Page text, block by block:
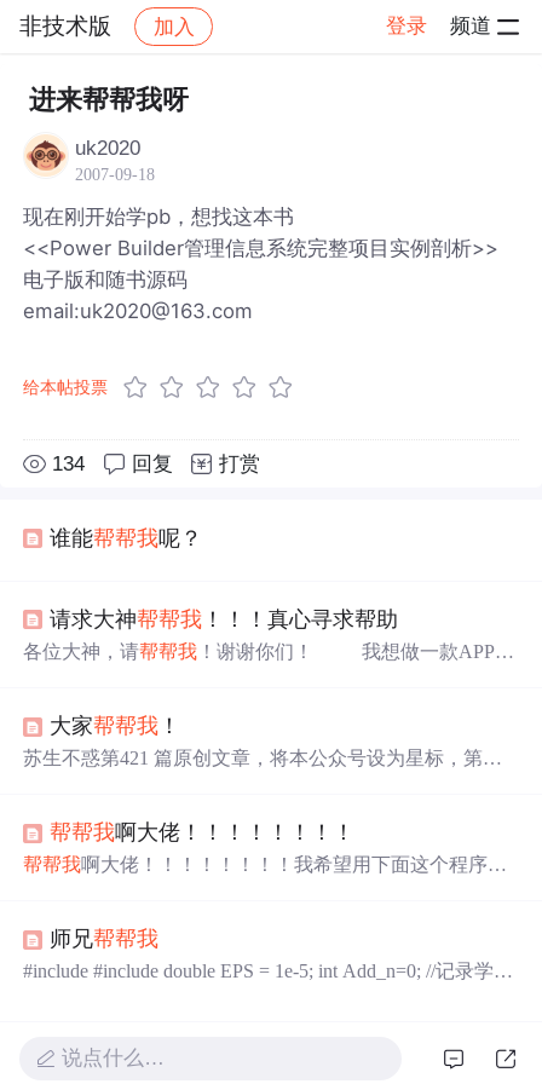
非技术版 加入 登录 频道
社区 非技术版
进来帮帮我呀
uk2020
2007-09-18
现在刚开始学pb，想找这本书
<<Power Builder管理信息系统完整项目实例剖析>>
电子版和随书源码
email:uk2020@163.com
给本帖投票
134 回复 打赏
谁能帮帮我呢？
请求大神帮帮我 ！！！真心寻求帮助
各位大神，请帮帮我 ！谢谢你们！ 我想做一款APP，
我叫杜羲。来自吉林省的一个小县城。县城不大6624
平方千米。人口现在50万人左右。2016年4月美团入驻。同
大家帮帮我 ！
苏生不惑第421 篇原创文章，将本公众号设为星标，第一
篇了），从未中断，怎么会不更新呢，原来是微信又改规
则了，如果是不常看的号可能就不推送到订阅号消息列表
大家星标下苏生不惑，
帮帮我啊大佬！！！！！！！！
帮帮我啊大佬！！！！！！！！我希望用下面这个程序计
x,q qto quit”); while ((scanf("...
师兄帮帮我
#include #include double EPS = 1e-5; int Add_n=0; //记录学生
ame[15]; //
说点什么…